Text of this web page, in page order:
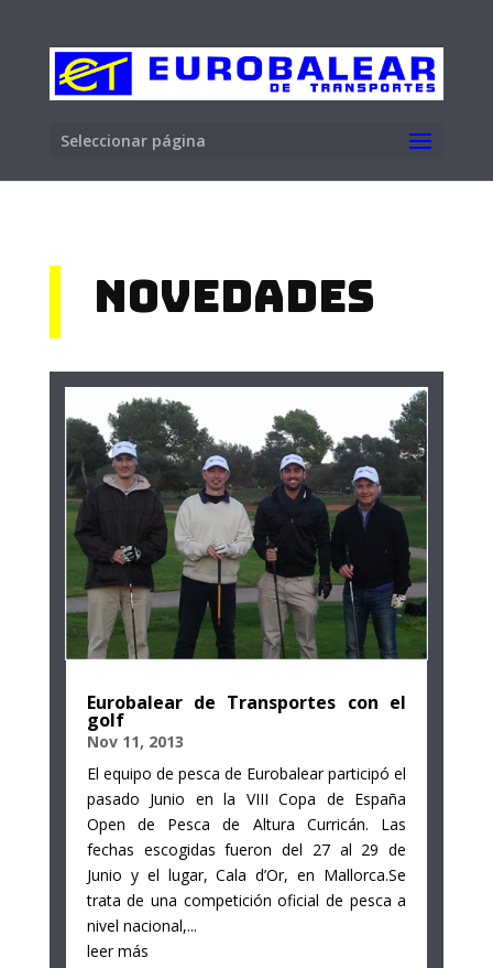
Seleccionar página
Novedades
Eurobalear de Transportes con el
golf
Nov 11, 2013
El equipo de pesca de Eurobalear participó el
pasado Junio en la VIII Copa de España
Open de Pesca de Altura Curricán. Las
fechas escogidas fueron del 27 al 29 de
Junio y el lugar, Cala d’Or, en Mallorca.Se
trata de una competición oficial de pesca a
nivel nacional,...
leer más